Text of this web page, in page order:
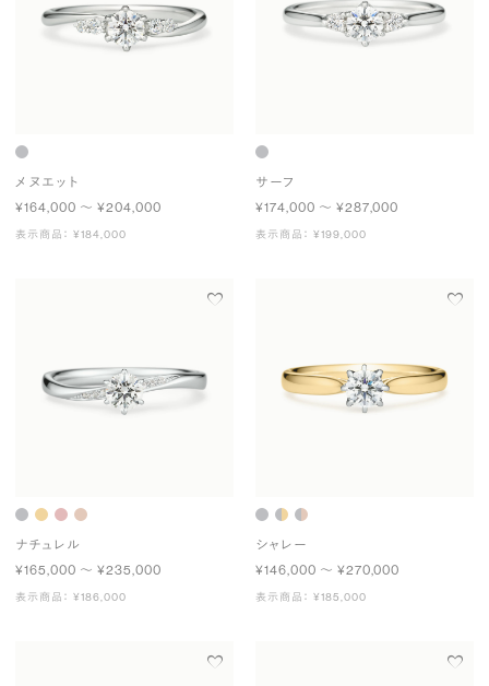
メヌエット
¥164,000 〜 ¥204,000
表示商品： ¥184,000
サーフ
¥174,000 〜 ¥287,000
表示商品： ¥199,000
ナチュレル
¥165,000 〜 ¥235,000
表示商品： ¥186,000
シャレー
¥146,000 〜 ¥270,000
表示商品： ¥185,000